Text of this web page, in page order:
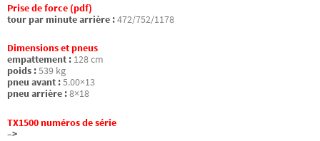
Prise de force (pdf)
tour par minute arrière :472/752/1178
Dimensions et pneus
empattement : 128 cm
poids :539 kg
pneu avant :5.00×13
pneu arrière :8×18
TX1500 numéros de série
–>